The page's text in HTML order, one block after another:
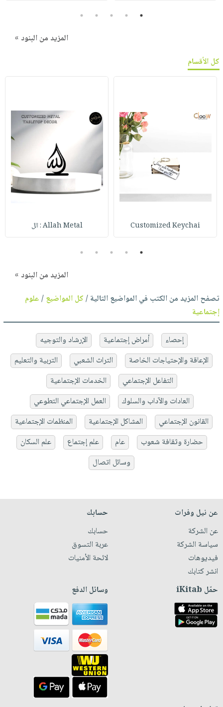
1
2
3
4
5
المزيد من البنود »
كل الأقسام
Customized Keychai Allah Metal : الل
1
2
3
4
5
المزيد من البنود »
تصفح المزيد من الكتب في المواضيع التالية /كل المواضيع/علوم
إجتماعية
إحصاء أمراض إجتماعية
الإرشاد والتوجيه
الإعاقة والإحتياجات الخاصة
التراث الشعبي
التربية والتعليم
التفاعل الإجتماعي
الخدمات الإجتماعية
العادات والآداب والسلوك
العمل الإجتماعي التطوعي
القانون الإجتماعي
المشاكل الإجتماعية
المنظمات الإجتماعية
حضارة وثقافة شعوب
عام علم إجتماع
علم السكان
وسائل اتصال
عن نيل وفرات
عن الشركة
سياسة الشركة
فيديوهات
انشر كتابك
حسابك
حسابك
عربة التسوق
لائحة الأمنيات
حمّل iKitab وسائل الدفع